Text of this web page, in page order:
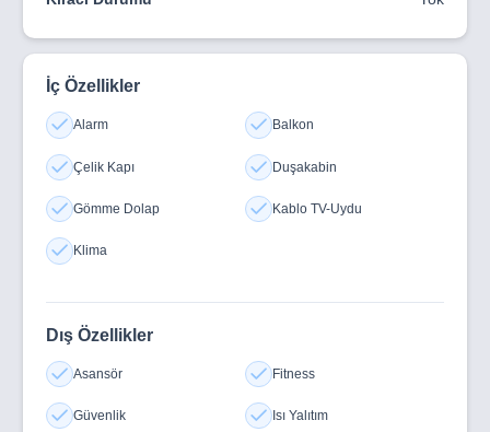
değil. Venedik’te yaşam, tatil hissini her güne taşıyor.
Yaşamın Ritmini Değiştirin.
Venedik Projesi ile hem lüks bir yaşama sahip olun hem
de geleceğinize kazançlı bir yatırım yapın.
İç Özellikler
Alarm Balkon
Çelik Kapı Duşakabin
Gömme Dolap Kablo TV-Uydu
Klima
Dış Özellikler
Asansör Fitness
Güvenlik Isı Yalıtım